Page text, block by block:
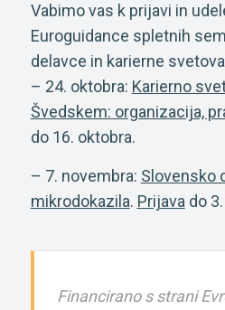
Vabimo vas k prijavi in
Euroguidance spletnih
delavce in karierne
– 24. oktobra: Karierno
Švedskem: organizacija,
do 16. oktobra.
– 7. novembra: Slovensko
mikrodokazila. Prijavado 3.
Financirano s strani